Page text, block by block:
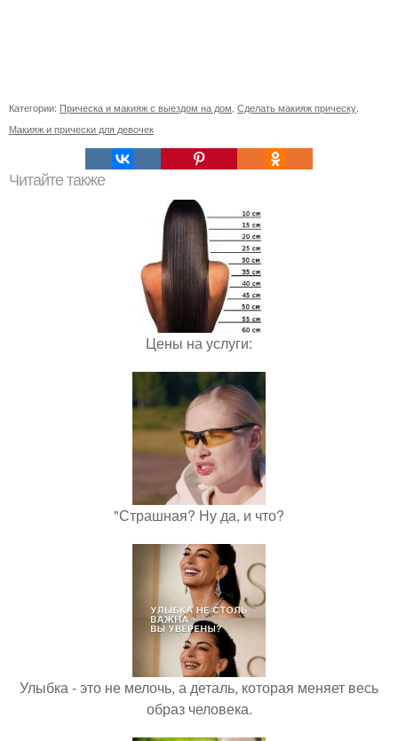
Категории: Прическа и макияж с выездом на дом Сделать макияж прическу
Макияж и прически для девочек
Читайте также
Цены на услуги:
"Страшная? Ну да, и что?
Улыбка - это не мелочь, а деталь, которая меняет весь
образ человека.